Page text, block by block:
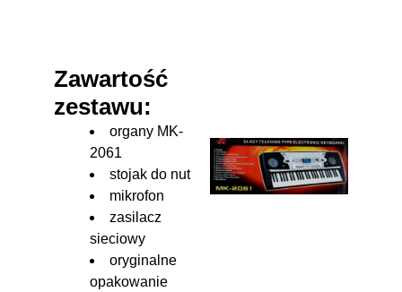
Zawartość
zestawu:
organy MK-
2061
stojak do nut
mikrofon
zasilacz
sieciowy
oryginalne
opakowanie